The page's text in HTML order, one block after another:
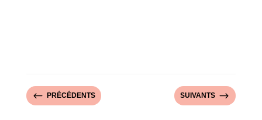
# PRÉCÉDENTS SUIVANTS $